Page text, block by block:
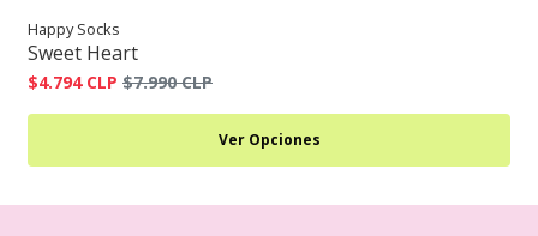
Happy Socks
Sweet Heart
$4.794 CLP $7.990 CLP
Ver Opciones